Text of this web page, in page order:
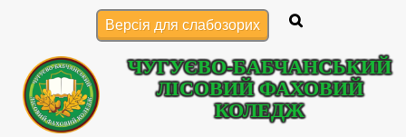
ЧУГУЄВО-БАБЧАНСЬКИЙ
ЛІСОВИЙ ФАХОВИЙ
КОЛЕДЖ
Версія для слабозорих